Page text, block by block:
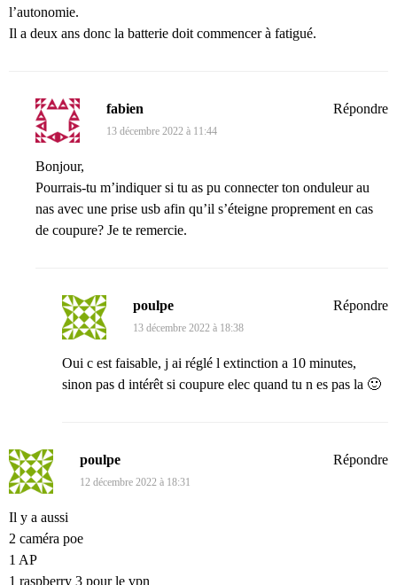
l’autonomie.
Il a deux ans donc la batterie doit commencer à fatigué.
fabien
13 décembre 2022 à 11:44
Bonjour,
Pourrais-tu m’indiquer si tu as pu connecter ton onduleur au
nas avec une prise usb afin qu’il s’éteigne proprement en cas
de coupure? Je te remercie.
Répondre
poulpe
13 décembre 2022 à 18:38
Oui c est faisable, j ai réglé l extinction a 10 minutes,
sinon pas d intérêt si coupure elec quand tu n es pas la 🙂
Répondre
poulpe
12 décembre 2022 à 18:31
Il y a aussi
2 caméra poe
1 AP
1 raspberry 3 pour le vpn
Répondre